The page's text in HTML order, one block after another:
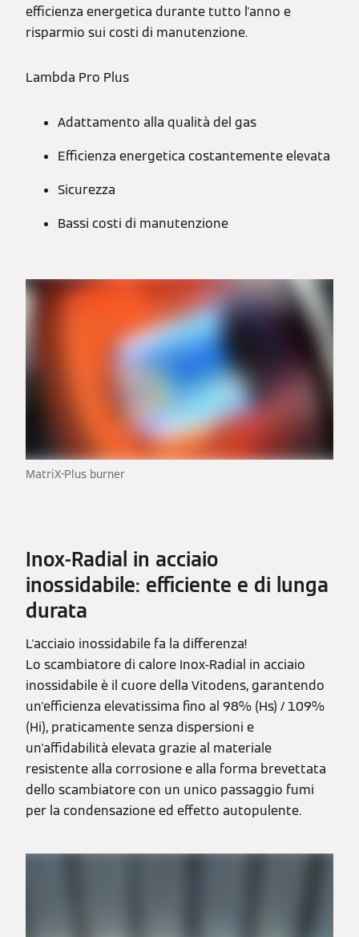
efficienza energetica durante tutto l'anno e
risparmio sui costi di manutenzione.
Lambda Pro Plus
Adattamento alla qualità del gas
Efficienza energetica costantemente elevata
Sicurezza
Bassi costi di manutenzione
MatriX-Plus burner
Inox-Radial in acciaio
inossidabile: efficiente e di lunga
durata
L'acciaio inossidabile fa la differenza!
Lo scambiatore di calore Inox-Radial in acciaio
inossidabile è il cuore della Vitodens, garantendo
un'efficienza elevatissima fino al 98% (Hs) / 109%
(Hi), praticamente senza dispersioni e
un'affidabilità elevata grazie al materiale
resistente alla corrosione e alla forma brevettata
dello scambiatore con un unico passaggio fumi
per la condensazione ed effetto autopulente.